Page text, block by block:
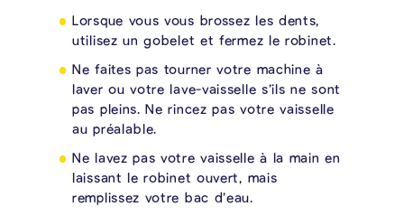
Lorsque vous vous brossez les dents,
utilisez un gobelet et fermez le robinet.
Ne faites pas tourner votre machine à
laver ou votre lave-vaisselle s’ils ne sont
pas pleins. Ne rincez pas votre vaisselle
au préalable.
Ne lavez pas votre vaisselle à la main en
laissant le robinet ouvert, mais
remplissez votre bac d’eau.